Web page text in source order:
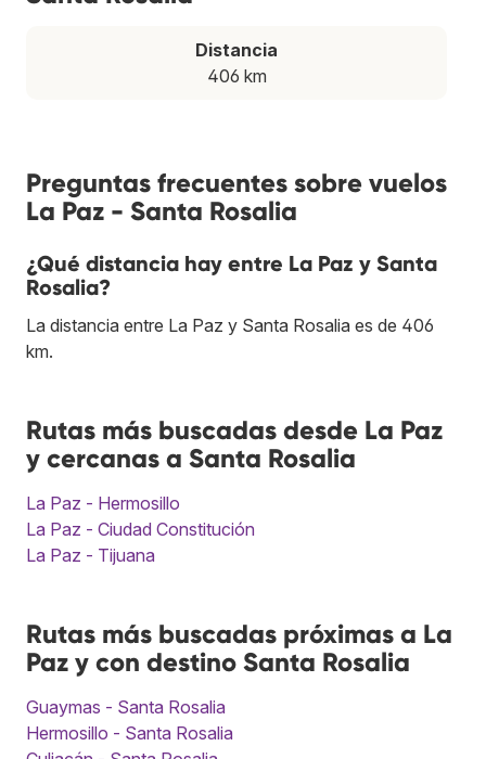
Distancia
406 km
Preguntas frecuentes sobre vuelos
La Paz - Santa Rosalia
¿Qué distancia hay entre La Paz y Santa
Rosalia?
La distancia entre La Paz y Santa Rosalia es de 406
km.
Rutas más buscadas desde La Paz
y cercanas a Santa Rosalia
La Paz - Hermosillo
La Paz - Ciudad Constitución
La Paz - Tijuana
Rutas más buscadas próximas a La
Paz y con destino Santa Rosalia
Guaymas - Santa Rosalia
Hermosillo - Santa Rosalia